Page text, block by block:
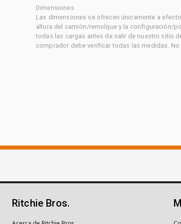
Dimensiones
Las dimensiones se ofrecen únicamente a
altura del camión/remolque y la configuración/
todas las cargas antes de salir de nuestro sitio
comprador debe verificar todas las medidas.
Ritchie Bros.